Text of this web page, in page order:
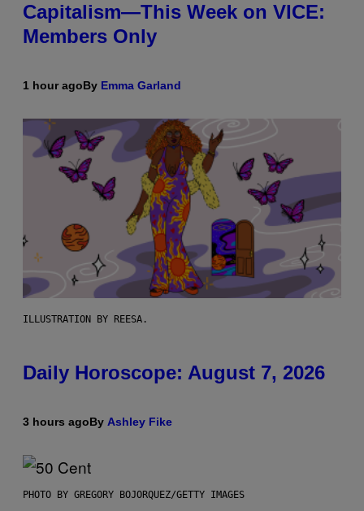
Capitalism—This Week on VICE:
Members Only
1 hour agoBy Emma Garland
ILLUSTRATION BY REESA.
Daily Horoscope: August 7, 2026
3 hours agoBy Ashley Fike
PHOTO BY GREGORY BOJORQUEZ/GETTY IMAGES